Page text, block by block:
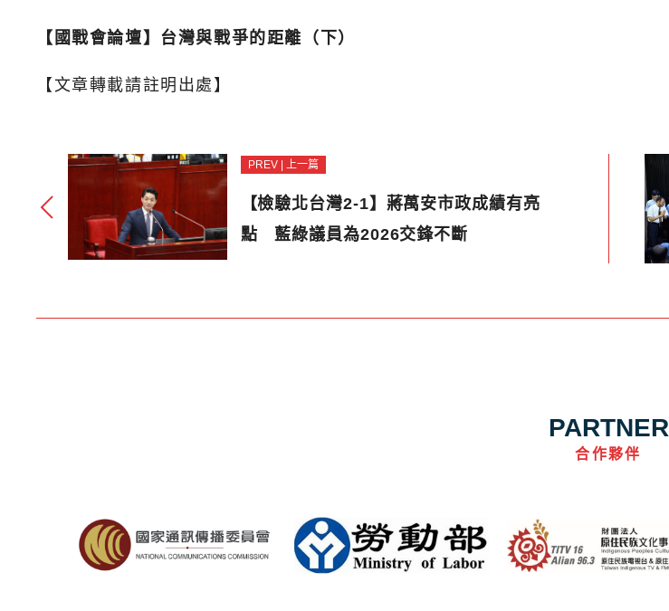
【國戰會論壇】台灣與戰爭的距離（下）
【文章轉載請註明出處】
PREV | 上一篇
【檢驗北台灣2-1】蔣萬安市政成績有亮
點 藍綠議員為2026交鋒不斷
PARTNER
合作夥伴